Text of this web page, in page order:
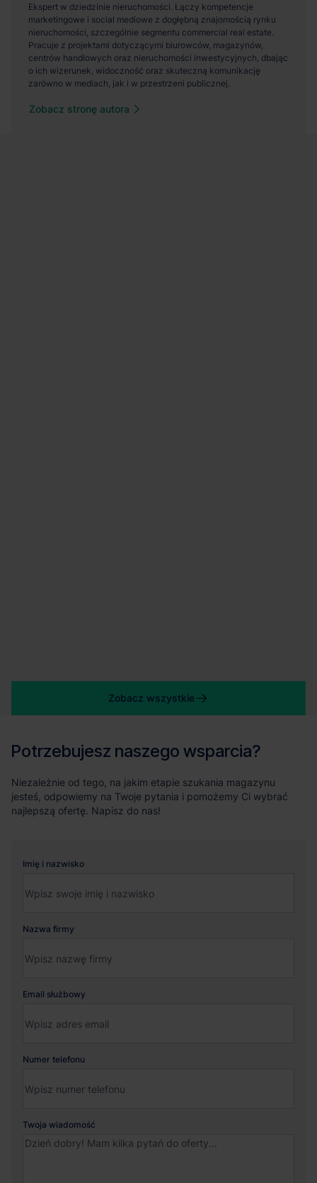
Zobacz stronę autora
Zobacz wszystkie
Potrzebujesz naszego wsparcia?
Niezależnie od tego, na jakim etapie szukania magazynu
jesteś, odpowiemy na Twoje pytania i pomożemy Ci wybrać
najlepszą ofertę. Napisz do nas!
Imię i nazwisko
Nazwa firmy
Email służbowy
Numer telefonu
Twoja wiadomość